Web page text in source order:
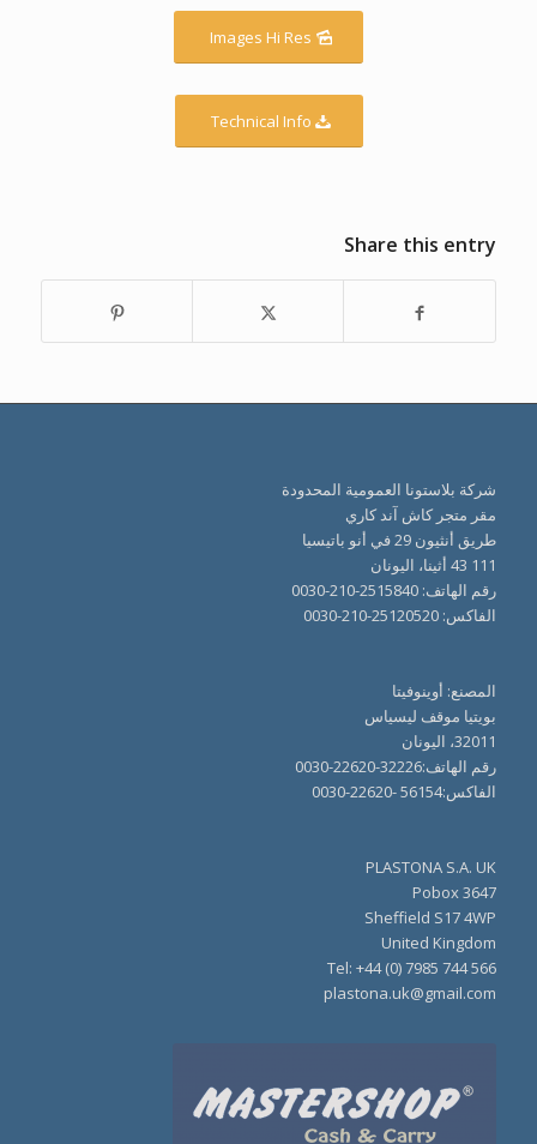
Images Hi Res
Technical Info
Share this entry
شركة بلاستونا العمومية المحدودة
مقر متجر كاش آند كاري
طريق أنثيون 29 في أنو باتيسيا
111 43 أثينا، اليونان
رقم الهاتف: 2515840-210-0030
الفاكس: 25120520-210-0030
المصنع: أوينوفيتا
بويتيا موقف ليسياس
32011، اليونان
رقم الهاتف:32226-22620-0030
الفاكس:56154 -22620-0030
PLASTONA S.A. UK
Pobox 3647
Sheffield S17 4WP
United Kingdom
Tel: +44 (0) 7985 744 566
plastona.uk@gmail.com